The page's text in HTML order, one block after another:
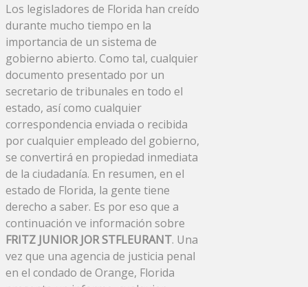
Los legisladores de Florida han creído
durante mucho tiempo en la
importancia de un sistema de
gobierno abierto. Como tal, cualquier
documento presentado por un
secretario de tribunales en todo el
estado, así como cualquier
correspondencia enviada o recibida
por cualquier empleado del gobierno,
se convertirá en propiedad inmediata
de la ciudadanía. En resumen, en el
estado de Florida, la gente tiene
derecho a saber. Es por eso que a
continuación ve información sobre
FRITZ JUNIOR JOR STFLEURANT. Una
vez que una agencia de justicia penal
en el condado de Orange, Florida